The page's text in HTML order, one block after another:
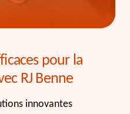
pour la
RJ Benne
innovantes